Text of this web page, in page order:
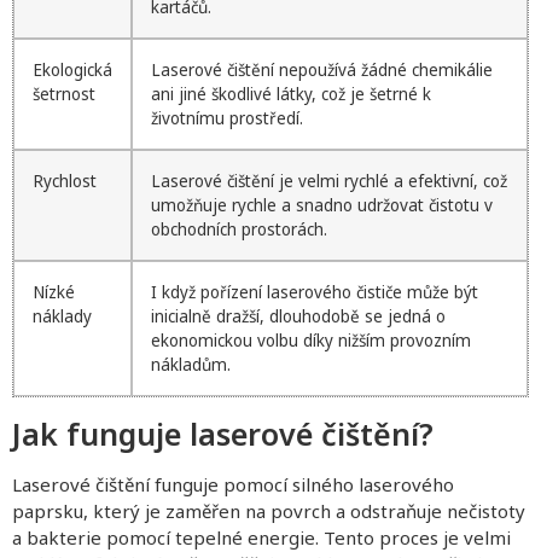
kartáčů.
Ekologická
šetrnost
Laserové čištění nepoužívá žádné chemikálie
ani jiné škodlivé látky, což je šetrné k
životnímu prostředí.
Rychlost
Laserové čištění je velmi rychlé a efektivní, což
umožňuje rychle a snadno udržovat čistotu v
obchodních prostorách.
Nízké
náklady
I když pořízení laserového čističe může být
inicialně dražší, dlouhodobě se jedná o
ekonomickou volbu díky nižším provozním
nákladům.
Jak funguje laserové čištění?
Laserové čištění funguje pomocí silného laserového
paprsku, který je zaměřen na povrch a odstraňuje nečistoty
a bakterie pomocí tepelné energie. Tento proces je velmi